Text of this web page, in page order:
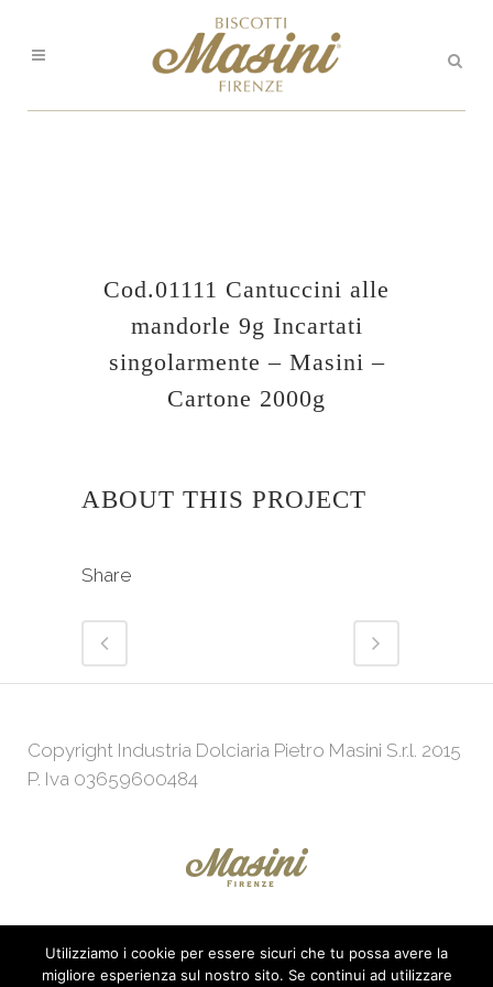
Cod.01111 Cantuccini alle
mandorle 9g Incartati
singolarmente – Masini –
Cartone 2000g
ABOUT THIS PROJECT
Share
Copyright Industria Dolciaria Pietro Masini S.r.l. 2015
P. Iva 03659600484
Powered byWeb Agency KeepUp
Utilizziamo i cookie per essere sicuri che tu possa avere la
migliore esperienza sul nostro sito. Se continui ad utilizzare